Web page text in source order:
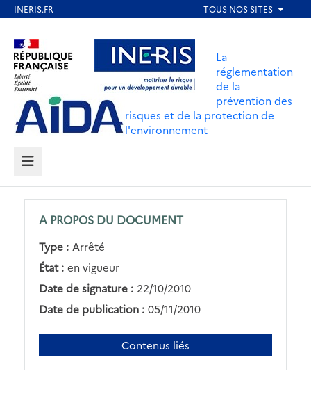
contenu
principal
Aller au contenu Aller au menu
Aller au pied de page
La
réglementation
de la
prévention des
risques et de la protection de
l'environnement
MENU
A PROPOS DU DOCUMENT
Type : Arrêté
État : en vigueur
Date de signature : 22/10/2010
Date de publication : 05/11/2010
Contenus liés